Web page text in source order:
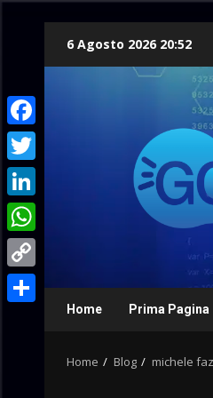
6 Agosto 2026 20:52
Home Prima Pagina
Home Blog michele
Facebook
Twitter
LinkedIn
WhatsApp
Copy